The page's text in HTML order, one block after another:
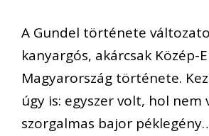
A Gundel története
kanyargós, akárcsak Közép-
Magyarország története.
úgy is: egyszer volt, hol nem
szorgalmas bajor